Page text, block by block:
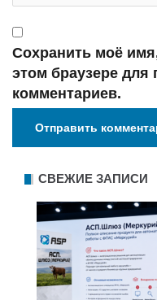
Сохранить моё
этом браузере
комментариев.
СВЕЖИЕ ЗАПИСИ